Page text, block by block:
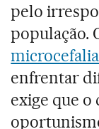
pelo
população.
enfrentar
exige que